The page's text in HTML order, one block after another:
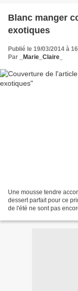
Blanc manger
exotiques
Publié le 19/03/2014 à
Par
_Marie_Claire_
Une mousse tendre
dessert parfait pour ce
de l'été ne sont pas